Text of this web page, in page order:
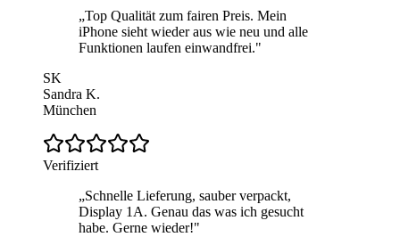
„Top Qualität zum fairen Preis. Mein
iPhone sieht wieder aus wie neu und alle
Funktionen laufen einwandfrei."
SK
Sandra K.
München
Verifiziert
„Schnelle Lieferung, sauber verpackt,
Display 1A. Genau das was ich gesucht
habe. Gerne wieder!"